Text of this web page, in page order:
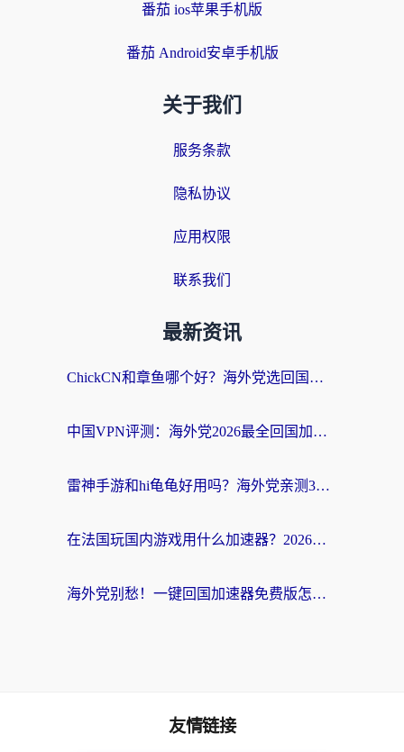
番茄 ios苹果手机版
番茄 Android安卓手机版
关于我们
服务条款
隐私协议
应用权限
联系我们
最新资讯
ChickCN和章鱼哪个好？海外党选回国加速器的3个关键维度 + 实用避坑指南
中国VPN评测：海外党2026最全回国加速器选择指南，告别地区限制不踩坑
雷神手游和hi龟龟好用吗？海外党亲测3款回国加速器，教你选对国外到国内加速器
在法国玩国内游戏用什么加速器？2026实测解决延迟卡顿的实用指南
海外党别愁！一键回国加速器免费版怎么选？从踩坑到流畅访问的全攻略
友情链接